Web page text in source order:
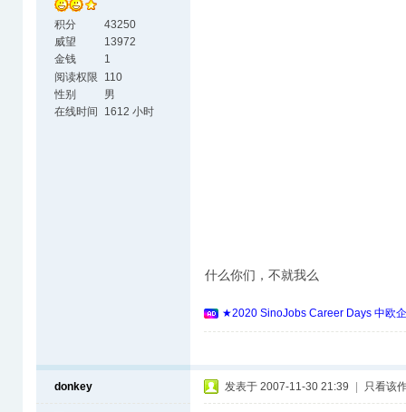
积分
43250
威望
13972
金钱
1
阅读权限
110
性别
男
在线时间
1612 小时
什么你们，不就我么
★2020 SinoJobs Career Days 中欧
donkey 发表于 2007-11-30 21:39 只看该